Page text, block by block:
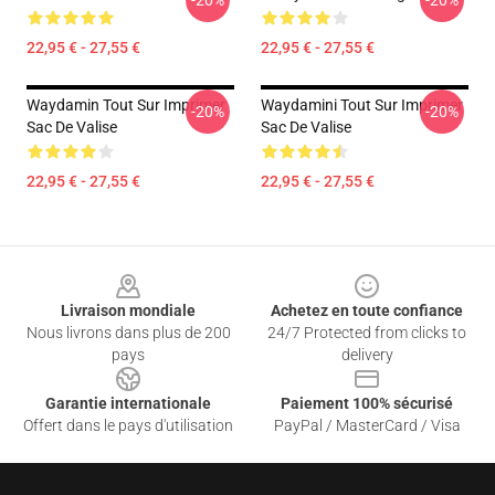
22,95 € - 27,55 € 22,95 € - 27,55 €
Waydamin Tout Sur Imprimer
Sac De Valise
22,95 € - 27,55 €
-20%
Waydamini Tout Sur Imprimer
Sac De Valise
22,95 € - 27,55 €
-20%
Livraison mondiale
Nous livrons dans plus de 200
pays
Achetez en toute confiance
24/7 Protected from clicks to
delivery
Garantie internationale
Offert dans le pays d'utilisation
Paiement 100% sécurisé
PayPal / MasterCard / Visa